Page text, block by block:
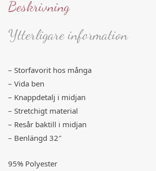
Beskrivning
Ytterligare information
– Storfavorit hos många
– Vida ben
– Knappdetalj i midjan
– Stretchigt material
– Resår baktill i midjan
– Benlängd 32″
95% Polyester